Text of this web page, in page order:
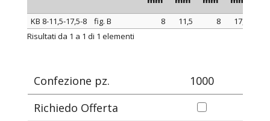
ARTICOLO specifica
KB 8-11,5-17,5-8 fig. B 8 11,5 8 17,5
Risultati da 1 a 1 di 1 elementi
Confezione pz.
1000
Richiedo Offerta